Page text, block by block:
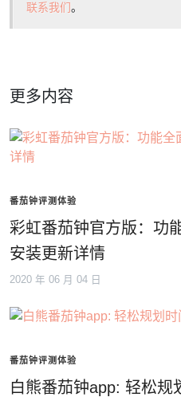
联系我们。
更多内容
番茄钟评测体验
彩虹番茄钟官方版：功
安装更新详情
2020 年 06 月 04 日
番茄钟评测体验
白熊番茄钟app: 轻松规